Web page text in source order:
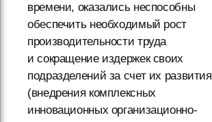
времени, оказались неспособны
обеспечить необходимый рост
производительности труда
и сокращение издержек своих
подразделений за счет их развития
(внедрения комплексных
инновационных организационно-